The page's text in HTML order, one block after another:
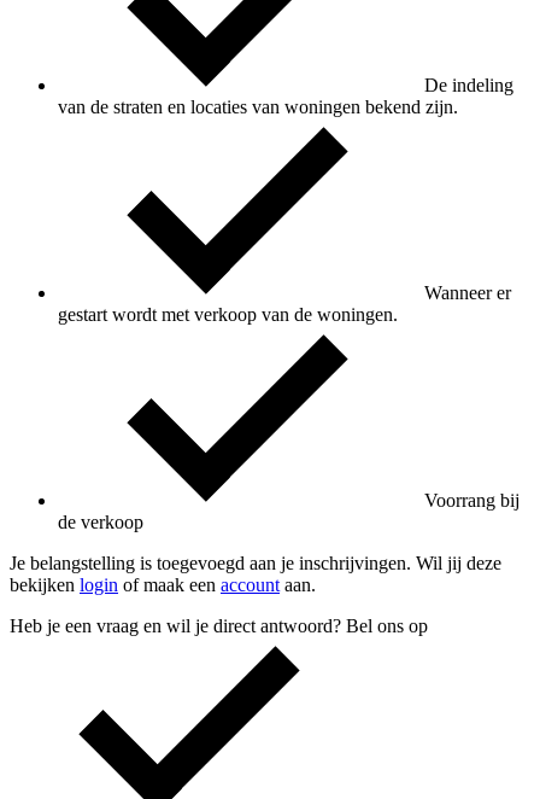
De indeling
van de straten en locaties van woningen bekend zijn.
Wanneer er
gestart wordt met verkoop van de woningen.
Voorrang bij
de verkoop
Je belangstelling is toegevoegd aan je inschrijvingen. Wil jij deze
bekijken login of maak een account aan.
Heb je een vraag en wil je direct antwoord? Bel ons op